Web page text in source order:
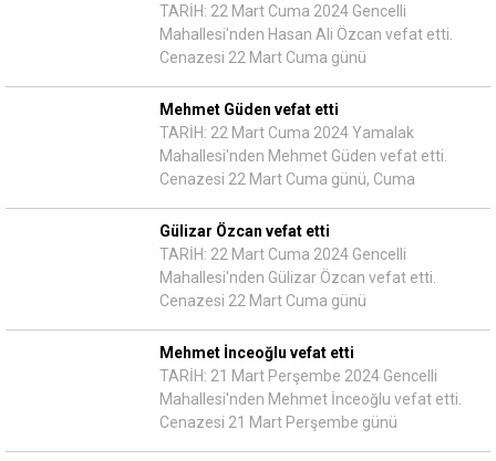
TARİH: 22 Mart Cuma 2024 Gencelli
Mahallesi'nden Hasan Ali Özcan vefat etti.
Cenazesi 22 Mart Cuma günü
Mehmet Güden vefat etti
TARİH: 22 Mart Cuma 2024 Yamalak
Mahallesi'nden Mehmet Güden vefat etti.
Cenazesi 22 Mart Cuma günü, Cuma
Gülizar Özcan vefat etti
TARİH: 22 Mart Cuma 2024 Gencelli
Mahallesi'nden Gülizar Özcan vefat etti.
Cenazesi 22 Mart Cuma günü
Mehmet İnceoğlu vefat etti
TARİH: 21 Mart Perşembe 2024 Gencelli
Mahallesi'nden Mehmet İnceoğlu vefat etti.
Cenazesi 21 Mart Perşembe günü